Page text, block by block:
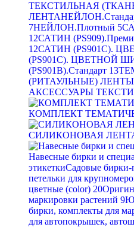
ТЕКСТИЛЬНАЯ
ЛЕНТА
7НЕЙЛОН.Плотный 5
12САТИН
12САТИН (PS901C).
(PS901C). ЦВЕТНОЙ
(PS901B).Стандарт 13
(РИТАУЛЬНЫЕ) ЛЕНТЫ
АКСЕССУАРЫ
КОМПЛЕКТ
СИЛИКОНОВАЯ
Навесные бирки и
этикеткиСадовые бирки-
петельки для
цветные (color) 20
маркировки растений 9
бирки, комплекты для
для автопокрышек,